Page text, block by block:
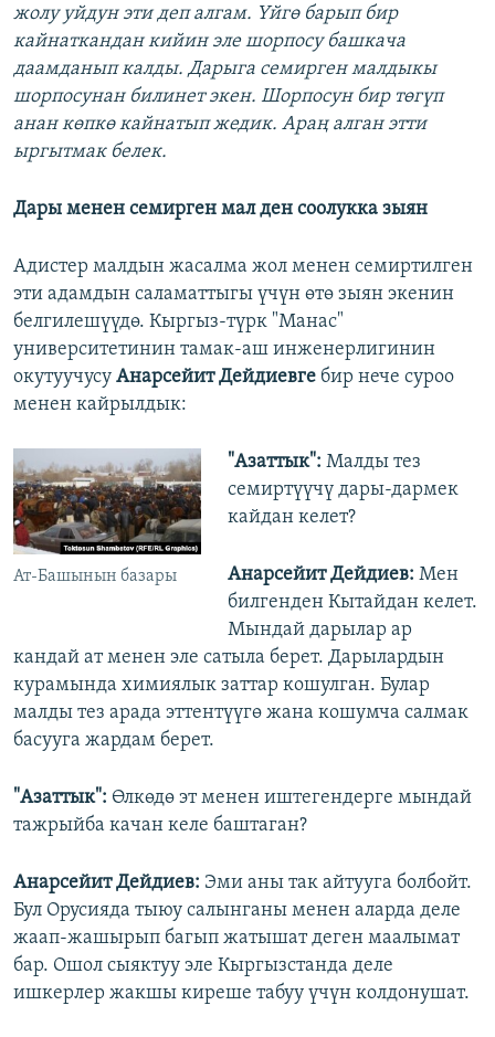
жолу уйдун эти деп алгам. Үйгө барып бир
кайнаткандан кийин эле шорпосу башкача
даамданып калды. Дарыга семирген малдыкы
шорпосунан билинет экен. Шорпосун бир төгүп
анан көпкө кайнатып жедик. Араң алган этти
ыргытмак белек.
Дары менен семирген мал ден соолукка зыян
Адистер малдын жасалма жол менен семиртилген
эти адамдын саламаттыгы үчүн өтө зыян экенин
белгилешүүдө. Кыргыз-түрк "Манас"
университетинин тамак-аш инженерлигинин
окутуучусу Анарсейит Дейдиевге бир нече суроо
менен кайрылдык:
Ат-Башынын базары
"Азаттык": Малды тез
семиртүүчү дары-дармек
кайдан келет?
Анарсейит Дейдиев: Мен
билгенден Кытайдан келет.
Мындай дарылар ар
кандай ат менен эле сатыла берет. Дарылардын
курамында химиялык заттар кошулган. Булар
малды тез арада эттентүүгө жана кошумча салмак
басууга жардам берет.
"Азаттык": Өлкөдө эт менен иштегендерге мындай
тажрыйба качан келе баштаган?
Анарсейит Дейдиев: Эми аны так айтууга болбойт.
Бул Орусияда тыюу салынганы менен аларда деле
жаап-жашырып багып жатышат деген маалымат
бар. Ошол сыяктуу эле Кыргызстанда деле
ишкерлер жакшы киреше табуу үчүн колдонушат.